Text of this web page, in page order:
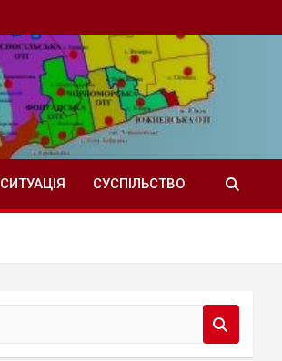
СИТУАЦІЯ СУСПІЛЬСТВО